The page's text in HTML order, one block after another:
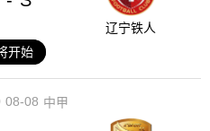
辽宁铁人
开始
08-08 中甲